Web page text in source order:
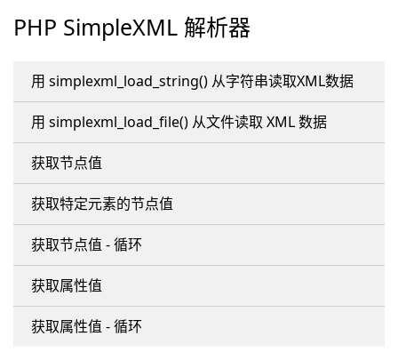
PHP SimpleXML 解析器
用 simplexml_load_string() 从字符串读取XML数据
用 simplexml_load_file() 从文件读取 XML 数据
获取节点值
获取特定元素的节点值
获取节点值 - 循环
获取属性值
获取属性值 - 循环